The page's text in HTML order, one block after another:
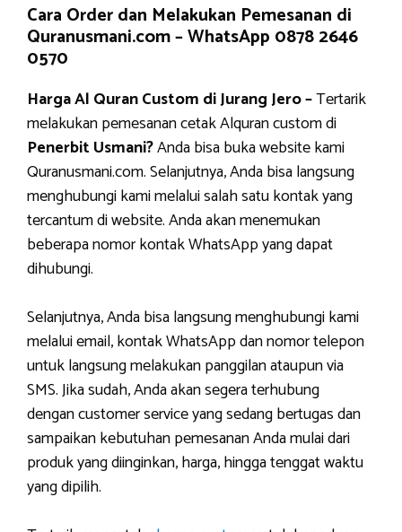
Cara Order dan Melakukan Pemesanan di
Quranusmani.com –WhatsApp 0878 2646
0570
Harga Al Quran Custom di Jurang Jero –Tertarik
melakukan pemesanan cetak Alquran custom di
Penerbit Usmani?Anda bisa buka website kami
Quranusmani.com. Selanjutnya, Anda bisa langsung
menghubungi kami melalui salah satu kontak yang
tercantum di website. Anda akan menemukan
beberapa nomor kontak WhatsApp yang dapat
dihubungi.
Selanjutnya, Anda bisa langsung menghubungi kami
melalui email, kontak WhatsApp dan nomor telepon
untuk langsung melakukan panggilan ataupun via
SMS. Jika sudah, Anda akan segera terhubung
dengan customer service yang sedang bertugas dan
sampaikan kebutuhan pemesanan Anda mulai dari
produk yang diinginkan, harga, hingga tenggat waktu
yang dipilih.